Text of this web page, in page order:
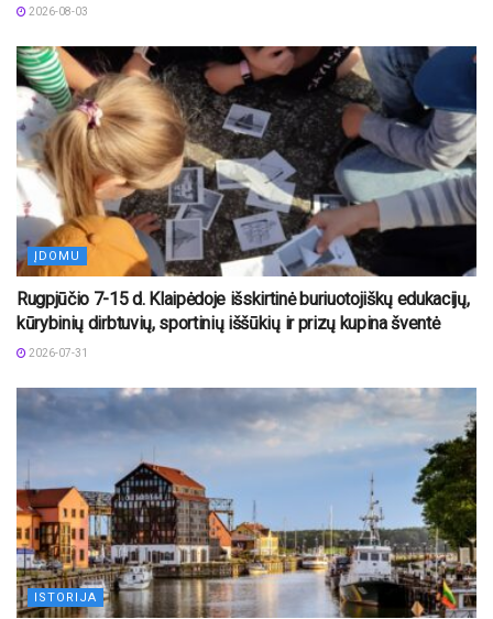
2026-08-03
ĮDOMU
Rugpjūčio 7-15 d. Klaipėdoje išskirtinė buriuotojiškų edukacijų,
kūrybinių dirbtuvių, sportinių iššūkių ir prizų kupina šventė
2026-07-31
ISTORIJA